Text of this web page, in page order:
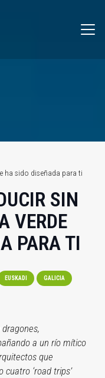
ha sido diseñada para ti
SIN
VERDE
PARA TI
EUSKADI GALICIA
a un río mítico
que
‘road trips’